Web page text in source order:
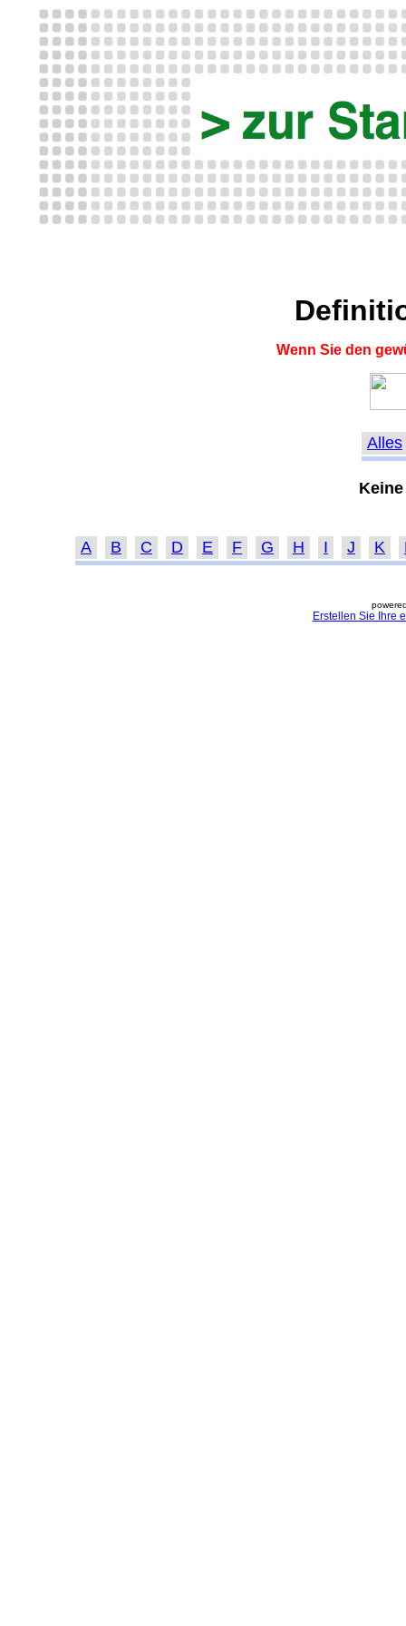
Wenn Sie den
Alles
A B C D E F G H I J K
Erstellen Sie Ihre